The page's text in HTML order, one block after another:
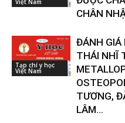
Việt Nam
CHÂN
Tạp chí y học
Việt Nam
ĐÁNH GIÁ
THÁI NHĨ
TƯƠNG,
LÂM...